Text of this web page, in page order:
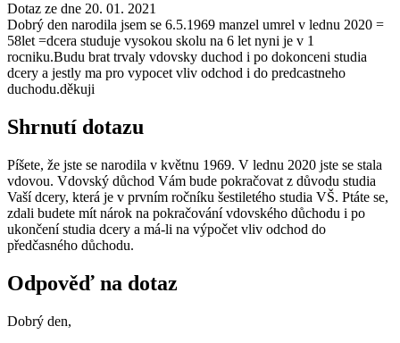
Dotaz ze dne 20. 01. 2021
Dobrý den narodila jsem se 6.5.1969 manzel umrel v lednu 2020 =
58let =dcera studuje vysokou skolu na 6 let nyni je v 1
rocniku.Budu brat trvaly vdovsky duchod i po dokonceni studia
dcery a jestly ma pro vypocet vliv odchod i do predcastneho
duchodu.děkuji
Shrnutí dotazu
Píšete, že jste se narodila v květnu 1969. V lednu 2020 jste se stala
vdovou. Vdovský důchod Vám bude pokračovat z důvodu studia
Vaší dcery, která je v prvním ročníku šestiletého studia VŠ. Ptáte se,
zdali budete mít nárok na pokračování vdovského důchodu i po
ukončení studia dcery a má-li na výpočet vliv odchod do
předčasného důchodu.
Odpověď na dotaz
Dobrý den,